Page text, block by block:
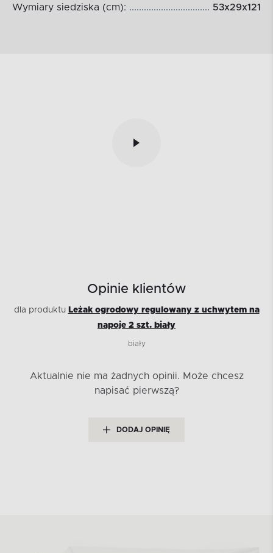
Wymiary siedziska (cm): 53x29x121
Opinie klientów
dla produktu Leżak ogrodowy regulowany z uchwytem na
napoje 2 szt. biały
biały
Aktualnie nie ma żadnych opinii. Może chcesz
napisać pierwszą?
DODAJ OPINIĘ